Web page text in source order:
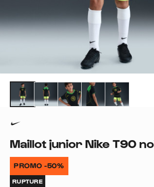
Maillot junior Nike T90
PROMO -50%
RUPTURE